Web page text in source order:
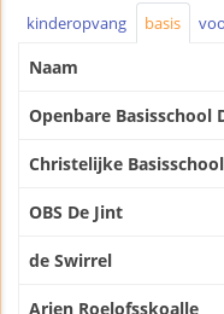
kinderopvang basis
Naam
Openbare Basisschool
Christelijke
OBS De Jint
de Swirrel
Arjen Roelofsskoalle